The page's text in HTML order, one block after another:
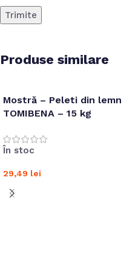
Produse similare
Mostră – Peleti din lemn
TOMIBENA – 15 kg
În stoc
29,49 lei
Adaugă în coș